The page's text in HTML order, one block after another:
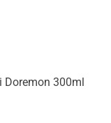
Doremon 300ml